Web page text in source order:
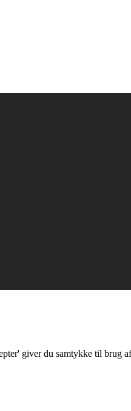
giver du samtykke til brug